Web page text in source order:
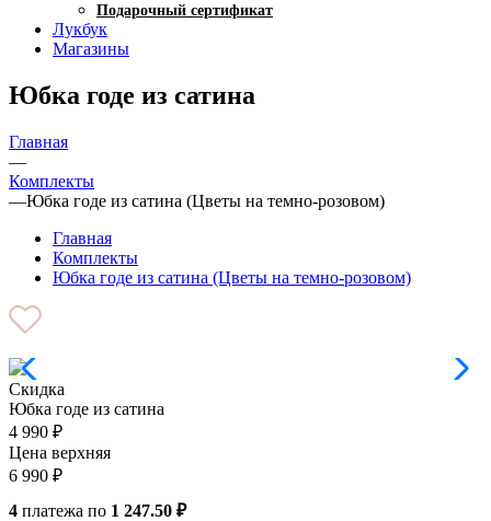
Подарочный сертификат
Лукбук
Магазины
Юбка годе из сатина
Главная
—
Комплекты
—Юбка годе из сатина (Цветы на темно-розовом)
Главная
Комплекты
Юбка годе из сатина (Цветы на темно-розовом)
Скидка
Юбка годе из сатина
4 990 ₽
Цена верхняя
6 990 ₽
4 платежа по 1 247.50 ₽